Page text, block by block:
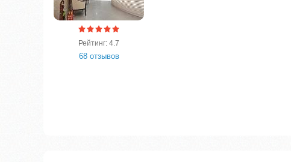
Рейтинг: 4.7
68 отзывов